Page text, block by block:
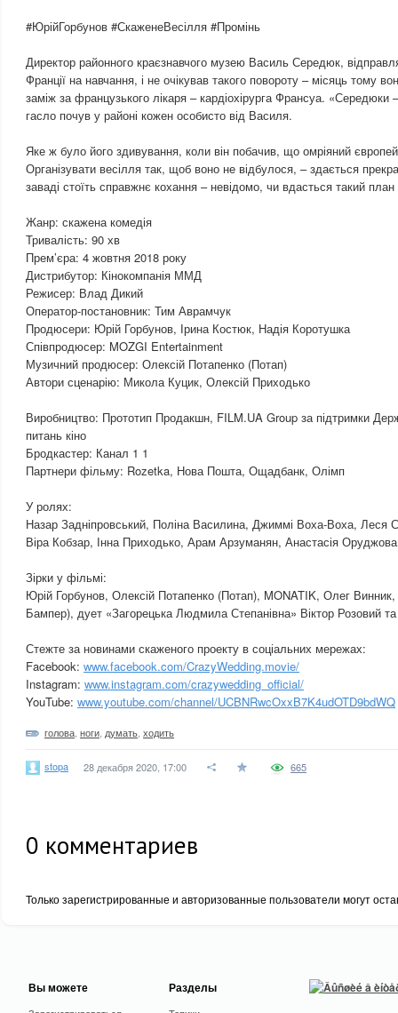
#ЮрійГорбунов #СкаженеВесілля #Промінь
Директор районного краєзнавчого музею Василь Середюк,
Франції на навчання, і не очікував такого повороту – місяць тому
заміж за французького лікаря – кардіохірурга Франсуа.
гасло почув у районі кожен особисто від Василя.
Яке ж було його здивування, коли він побачив, що омріяний
Організувати весілля так, щоб воно не відбулося, – здається
заваді стоїть справжнє кохання – невідомо, чи вдасться такий план
Жанр: скажена комедія
Тривалість: 90 хв
Прем’єра: 4 жовтня 2018 року
Дистрибутор: Кінокомпанія ММД
Режисер: Влад Дикий
Оператор-постановник: Тим Аврамчук
Продюсери: Юрій Горбунов, Ірина Костюк, Надія Коротушка
Співпродюсер: MOZGI Entertainment
Музичний продюсер: Олексій Потапенко (Потап)
Автори сценарію: Микола Куцик, Олексій Приходько
Виробництво: Прототип Продакшн, FILM.UA Group за підтримки
питань кіно
Бродкастер: Канал 1 1
Партнери фільму: Rozetka, Нова Пошта, Ощадбанк, Олімп
У ролях:
Назар Задніпровський, Поліна Василина, Джиммі Воха-Воха, Леся
Віра Кобзар, Інна Приходько, Арам Арзуманян, Анастасія
Зірки у фільмі:
Юрій Горбунов, Олексій Потапенко (Потап), MONATIK, Олег
Бампер), дует «Загорецька Людмила Степанівна» Віктор Розовий
Стежте за новинами скаженого проекту в соціальних мережах:
Facebook: www.facebook.com/CrazyWedding.movie/
Instagram: www.instagram.com/crazywedding_official/
YouTube: www.youtube.com/channel/UCBNRwcOxxB7K4udOTD9bdWQ
голова ноги думать ходить
stopa 28 декабря 2020, 17:00 665
0 комментариев
Только зарегистрированные и авторизованные пользователи могут
Вы можете Разделы